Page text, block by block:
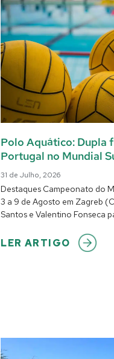
Polo Aquático: Dupla
Portugal no Mundial
31 de Julho, 2026
Destaques Campeonato do
3 a 9 de Agosto em Zagreb
Santos e Valentino Fonseca
LER ARTIGO
i
n
a
i
n
a